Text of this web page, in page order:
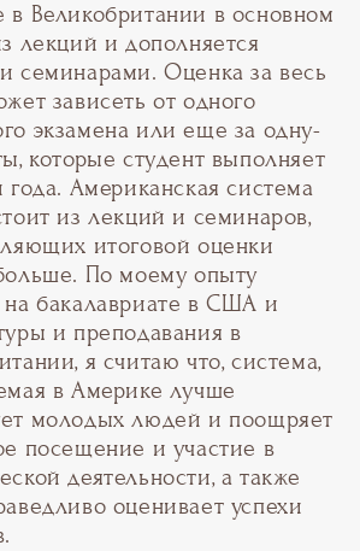
в Великобритании в основном
лекций и дополняется
семинарами. Оценка за весь
зависеть от одного
экзамена или еще за одну-
которые студент выполняет
года. Американская система
из лекций и семинаров,
итоговой оценки
По моему опыту
на бакалавриате в США и
и преподавания в
я считаю что, система,
в Америке лучше
молодых людей и поощряет
посещение и участие в
деятельности, а также
оценивает успехи